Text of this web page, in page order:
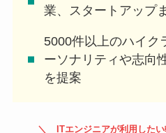
業、スタートアップ
5000件以上のハイク
ーソナリティや志向
を提案
ITエンジニアが利用した